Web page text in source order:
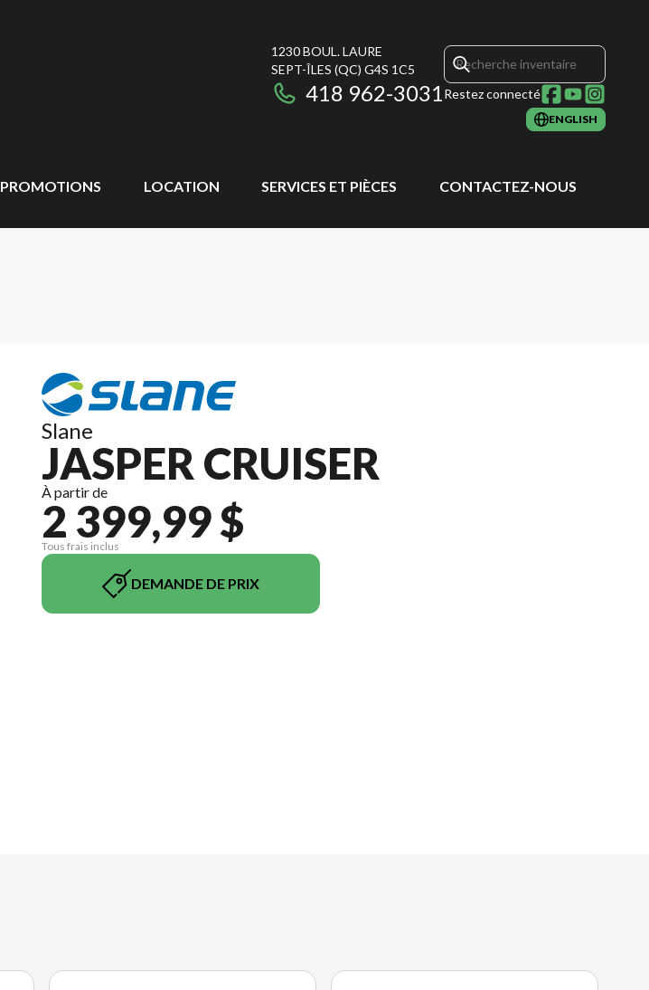
1230 BOUL. LAURE
SEPT-ÎLES (QC) G4S 1C5
418 962-3031Restez connecté
ENGLISH
PROMOTIONS LOCATION SERVICES ET PIÈCES CONTACTEZ-NOUS
Slane
JASPER CRUISER
À partir de
2 399,99 $
Tous frais inclus
DEMANDE DE PRIX